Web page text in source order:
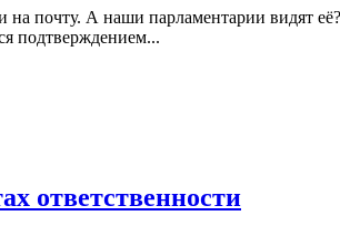
почту. А наши парламентарии видят
подтверждением...
ответственности